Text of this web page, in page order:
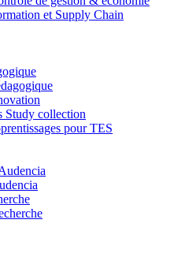
et Supply Chain
Study collection
pour TES